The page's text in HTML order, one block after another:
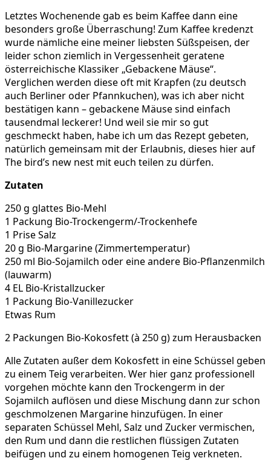
Letztes Wochenende gab es beim Kaffee dann eine
besonders große Überraschung! Zum Kaffee kredenzt
wurde nämliche eine meiner liebsten Süßspeisen, der
leider schon ziemlich in Vergessenheit geratene
österreichische Klassiker „Gebackene Mäuse“.
Verglichen werden diese oft mit Krapfen (zu deutsch
auch Berliner oder Pfannkuchen), was ich aber nicht
bestätigen kann – gebackene Mäuse sind einfach
tausendmal leckerer! Und weil sie mir so gut
geschmeckt haben, habe ich um das Rezept gebeten,
natürlich gemeinsam mit der Erlaubnis, dieses hier auf
The bird’s new nest mit euch teilen zu dürfen.
Zutaten
250 g glattes Bio-Mehl
1 Packung Bio-Trockengerm/-Trockenhefe
1 Prise Salz
20 g Bio-Margarine (Zimmertemperatur)
250 ml Bio-Sojamilch oder eine andere Bio-Pflanzenmilch
(lauwarm)
4 EL Bio-Kristallzucker
1 Packung Bio-Vanillezucker
Etwas Rum
2 Packungen Bio-Kokosfett (à 250 g) zum Herausbacken
Alle Zutaten außer dem Kokosfett in eine Schüssel geben
zu einem Teig verarbeiten. Wer hier ganz professionell
vorgehen möchte kann den Trockengerm in der
Sojamilch auflösen und diese Mischung dann zur schon
geschmolzenen Margarine hinzufügen. In einer
separaten Schüssel Mehl, Salz und Zucker vermischen,
den Rum und dann die restlichen flüssigen Zutaten
beifügen und zu einem homogenen Teig verkneten.